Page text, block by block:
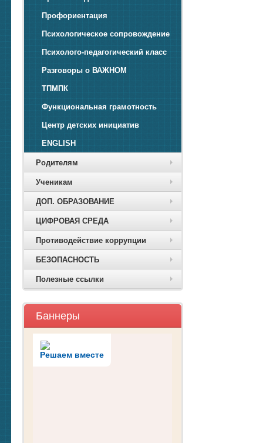
Профориентация
Психологическое сопровождение
Психолого-педагогический класс
Разговоры о ВАЖНОМ
ТПМПК
Функциональная грамотность
Центр детских инициатив
ENGLISH
Родителям
Ученикам
ДОП. ОБРАЗОВАНИЕ
ЦИФРОВАЯ СРЕДА
Противодействие коррупции
БЕЗОПАСНОСТЬ
Полезные ссылки
Баннеры
Решаем вместе